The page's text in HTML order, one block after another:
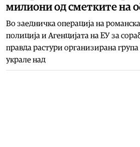
милиони од сметките на
Во заедничка операција на
полиција и Агенцијата на ЕУ за
правда растури организирана
украле над